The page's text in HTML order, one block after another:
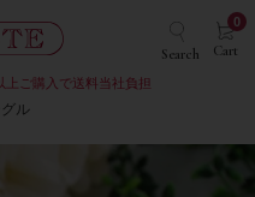
Search Cart
0
上ご購入で送料当社負担
ル